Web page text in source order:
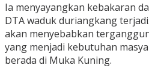
Ia menyayangkan kebakaran
DTA waduk duriangkang
akan menyebabkan
yang menjadi kebutuhan
berada di Muka Kuning.